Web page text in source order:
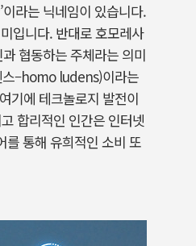
라는 닉네임이 있습니다.
입니다. 반대로 호모레사
협동하는 주체라는 의미
스–homo ludens)이라는
기에 테크놀로지 발전이
합리적인 인간은 인터넷
를 통해 유희적인 소비 또